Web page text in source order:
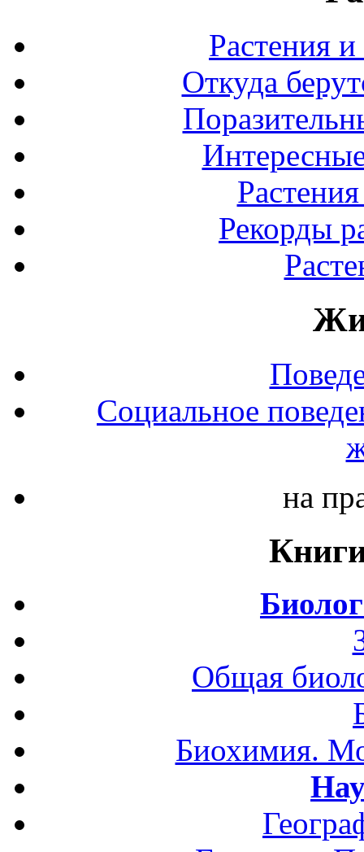
Растения
Откуда
Рекорды
Социальное
на
Общая
Биохимия.